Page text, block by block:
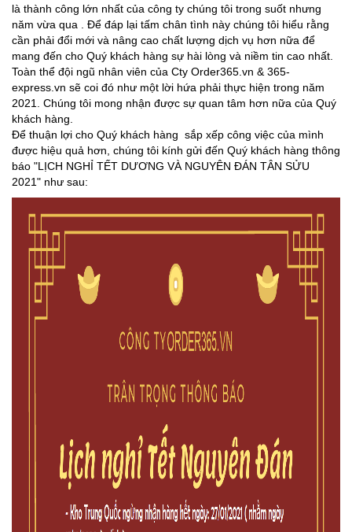
là thành công lớn nhất của công ty chúng tôi trong suốt nhưng
năm vừa qua . Để đáp lại tấm chân tình này chúng tôi hiểu rằng
cần phải đổi mới và nâng cao chất lượng dịch vụ hơn nữa để
mang đến cho Quý khách hàng sự hài lòng và niềm tin cao nhất.
Toàn thể đội ngũ nhân viên của Cty Order365.vn & 365-
express.vn sẽ coi đó như một lời hứa phải thực hiện trong năm
2021. Chúng tôi mong nhận được sự quan tâm hơn nữa của Quý
khách hàng.
Để thuận lợi cho Quý khách hàng sắp xếp công việc của mình
được hiệu quả hơn, chúng tôi kính gửi đến Quý khách hàng thông
báo "LỊCH NGHỈ TẾT DƯƠNG VÀ NGUYÊN ĐÁN TÂN SỬU
2021" như sau: